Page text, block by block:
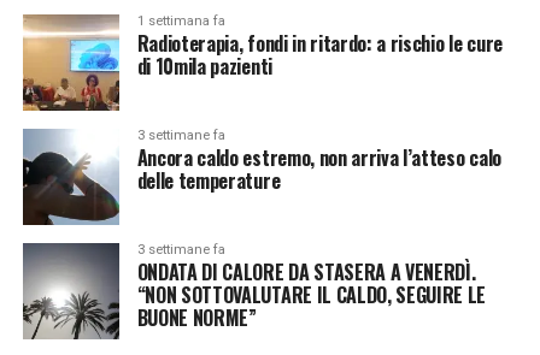
1 settimana fa
Radioterapia, fondi in ritardo: a rischio le cure
di 10mila pazienti
3 settimane fa
Ancora caldo estremo, non arriva l’atteso calo
delle temperature
3 settimane fa
ONDATA DI CALORE DA STASERA A VENERDÌ.
“NON SOTTOVALUTARE IL CALDO, SEGUIRE LE
BUONE NORME”